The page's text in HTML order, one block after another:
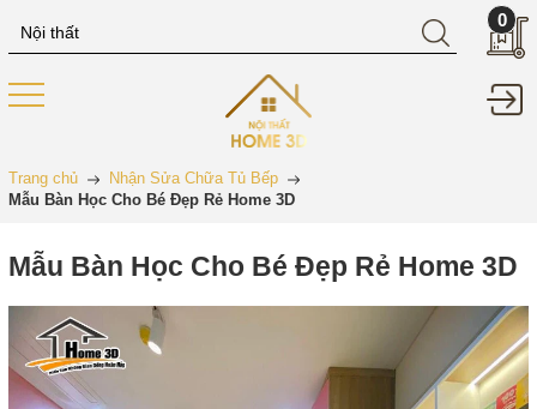
0
Trang chủ
Nhận Sửa Chữa Tủ Bếp
Mẫu Bàn Học Cho Bé Đẹp Rẻ Home 3D
Mẫu Bàn Học Cho Bé Đẹp Rẻ Home 3D